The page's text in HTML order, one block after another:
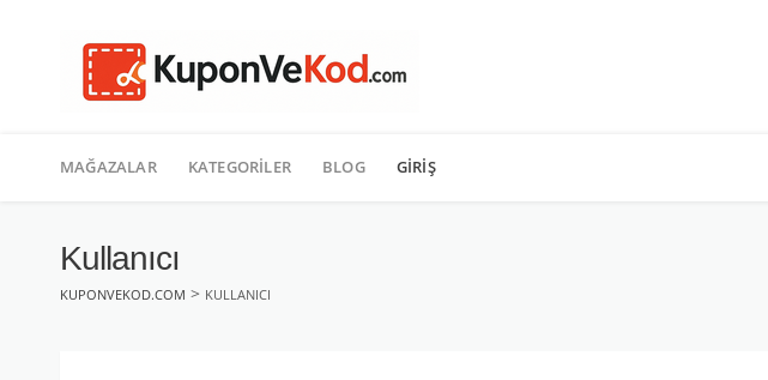
geç
MAĞAZALAR KATEGORILER BLOG GIRIŞ
Kullanıcı
KUPONVEKOD.COM > KULLANICI